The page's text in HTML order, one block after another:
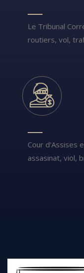
Le Tribunal
routiers, vol,
Cour d'Assises
assasinat, viol,